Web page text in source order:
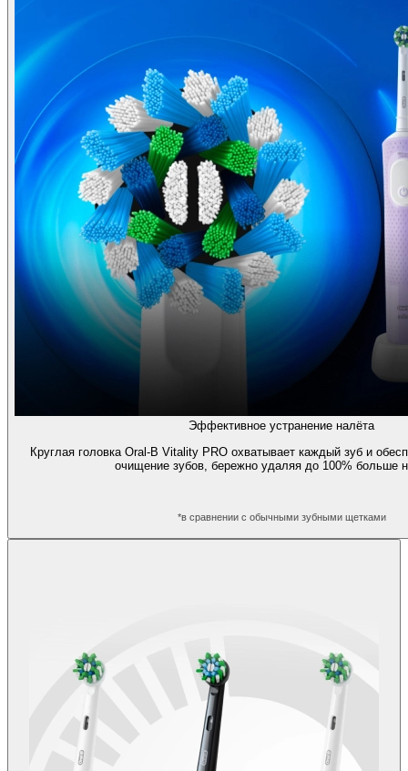
Эффективное устранение налёта
Круглая головка Oral-B Vitality PRO охватывает каждый зуб и
очищение зубов, бережно удаляя до 100% больше
*в сравнении с обычными зубными щетками